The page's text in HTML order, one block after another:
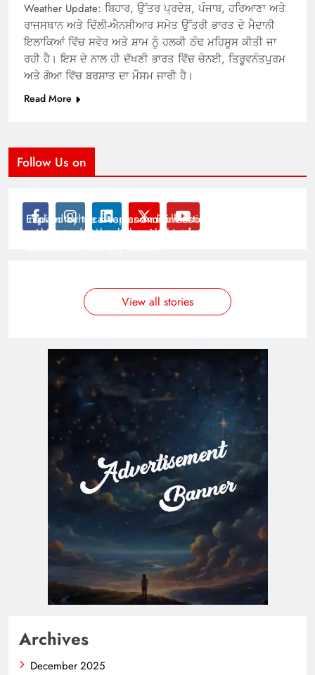
Weather Update: ਬਿਹਾਰ, ਉੱਤਰ ਪ੍ਰਦੇਸ਼, ਪੰਜਾਬ, ਹਰਿਆਣਾ ਅਤੇ
ਰਾਜਸਥਾਨ ਅਤੇ ਦਿੱਲੀ-ਐਨਸੀਆਰ ਸਮੇਤ ਉੱਤਰੀ ਭਾਰਤ ਦੇ ਮੈਦਾਨੀ
ਇਲਾਕਿਆਂ ਵਿੱਚ ਸਵੇਰ ਅਤੇ ਸ਼ਾਮ ਨੂੰ ਹਲਕੀ ਠੰਢ ਮਹਿਸੂਸ ਕੀਤੀ ਜਾ
ਰਹੀ ਹੈ। ਇਸ ਦੇ ਨਾਲ ਹੀ ਦੱਖਣੀ ਭਾਰਤ ਵਿੱਚ ਚੇਨਈ, ਤਿਰੂਵਨੰਤਪੁਰਮ
ਅਤੇ ਗੋਆ ਵਿੱਚ ਬਰਸਾਤ ਦਾ ਮੌਸਮ ਜਾਰੀ ਹੈ।
Read More
Follow Us on
Inspired by the clean and minimalistic look of modern
architecture, this template is great for creating stories
Explain technical topics and talk about the latest in
science and technology with this clean and futuristic
View all stories
Archives
December 2025